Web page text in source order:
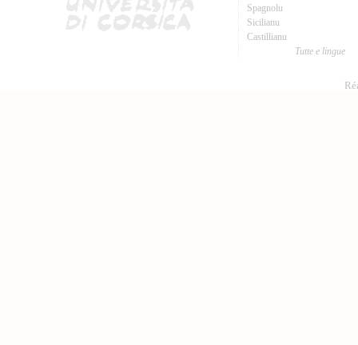
Spagnolu
Sicilianu
Castillianu
Tutte e lingue